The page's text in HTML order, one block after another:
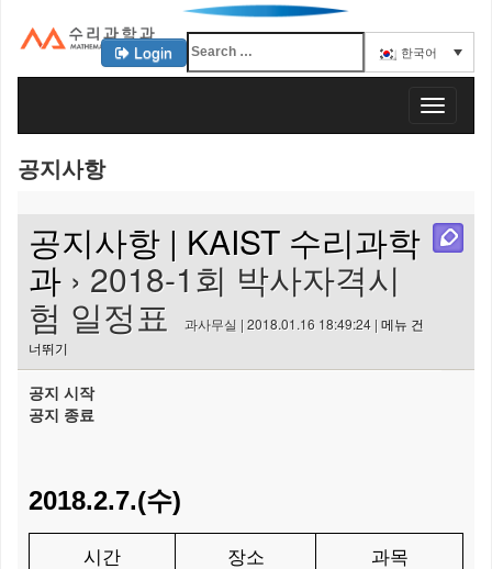
KAIST 수리과학과
Login 한국어
T
o
t
공지사항
공지사항 | KAIST 수리과학
과 › 2018-1회 박사자격시
험 일정표 과사무실 | 2018.01.16 18:49:24 | 메뉴 건
너뛰기
공지 시작
공지 종료
2018.2.7.(수)
시간 장소 과목